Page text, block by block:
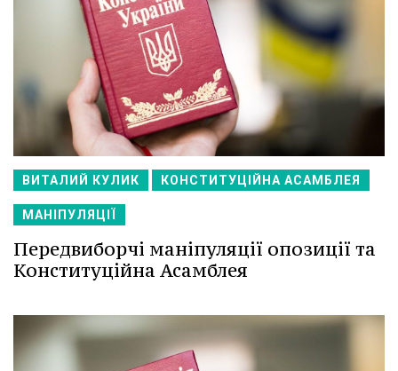
ВИТАЛИЙ КУЛИК КОНСТИТУЦІЙНА АСАМБЛЕЯ
МАНІПУЛЯЦІЇ
Передвиборчі маніпуляції опозиції та
Конституційна Асамблея